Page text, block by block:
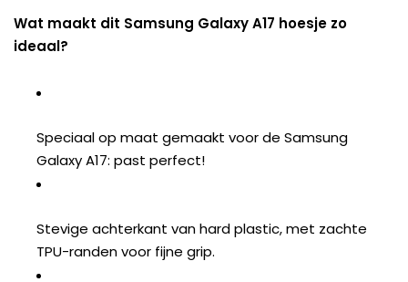
Wat maakt dit Samsung Galaxy A17 hoesje zo
ideaal?
Speciaal op maat gemaakt voor de Samsung
Galaxy A17: past perfect!
Stevige achterkant van hard plastic, met zachte
TPU-randen voor fijne grip.